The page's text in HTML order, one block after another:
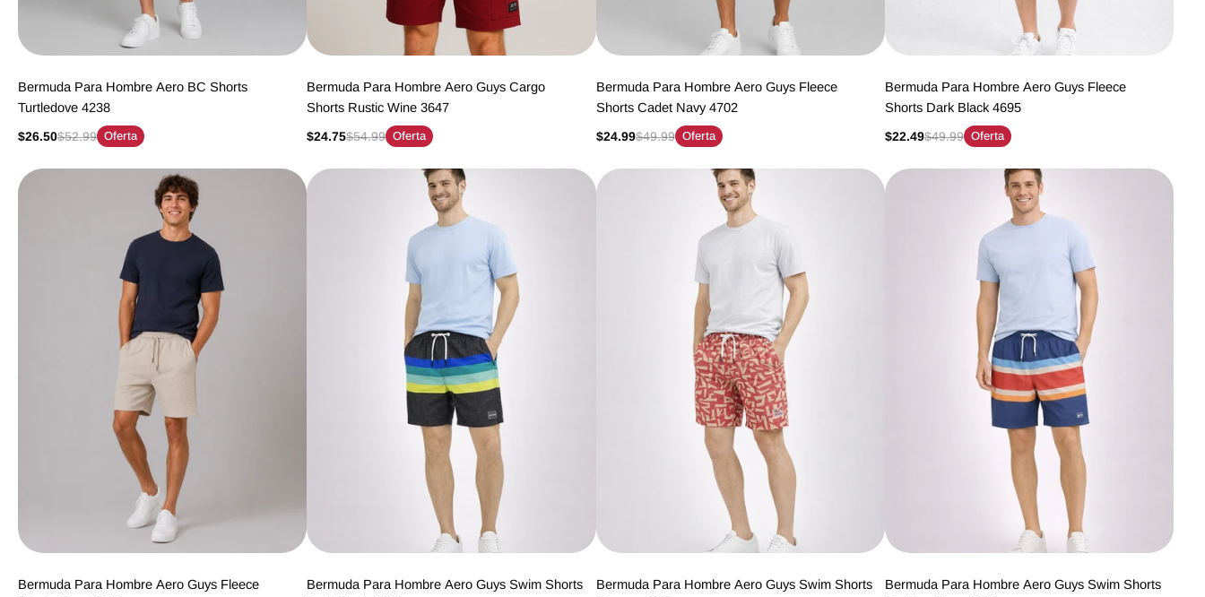
Bermuda Para Hombre Aero BC Shorts
Turtledove 4238
$26.50$52.99 Oferta
Bermuda Para Hombre Aero Guys Cargo
Shorts Rustic Wine 3647
$24.75$54.99 Oferta
Bermuda Para Hombre Aero Guys Fleece
Shorts Cadet Navy 4702
$24.99$49.99 Oferta
Bermuda Para Hombre Aero Guys Fleece
Shorts Dark Black 4695
$22.49$49.99 Oferta
Bermuda Para Hombre Aero Guys Fleece
Bermuda Para Hombre Aero Guys Swim Shorts
Bermuda Para Hombre Aero Guys Swim Shorts
Bermuda Para Hombre Aero Guys Swim Shorts